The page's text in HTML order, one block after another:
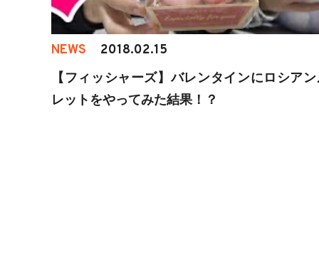
NEWS 2018.02.15
【フィッシャーズ】バレンタインにロシア
レットをやってみた結果！？